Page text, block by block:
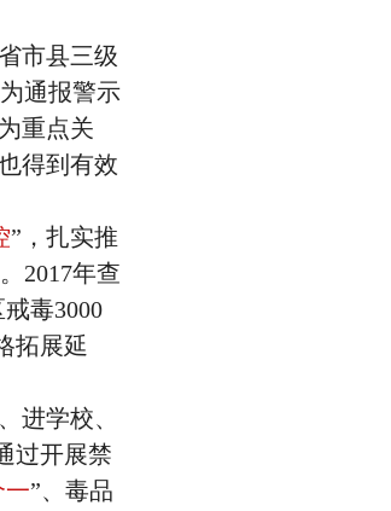
市县三级
通报警示
重点关
得到有效
”，扎实推
2017年查
毒3000
拓展延
进学校、
过开展禁
一”、毒品